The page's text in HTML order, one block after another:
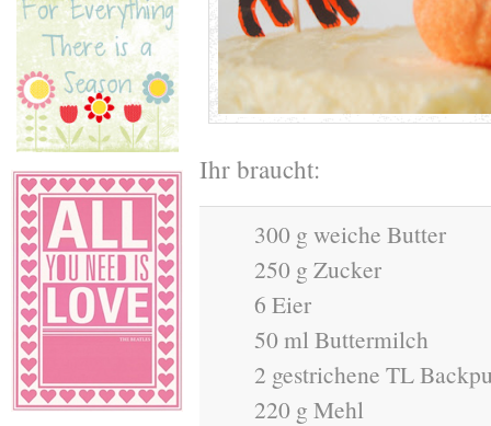
Ihr braucht:
300 g weiche Butter
250 g Zucker
6 Eier
50 ml Buttermilch
2 gestrichene TL
220 g Mehl